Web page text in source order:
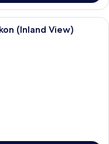
Wohnzimmer mit
(Inland View)